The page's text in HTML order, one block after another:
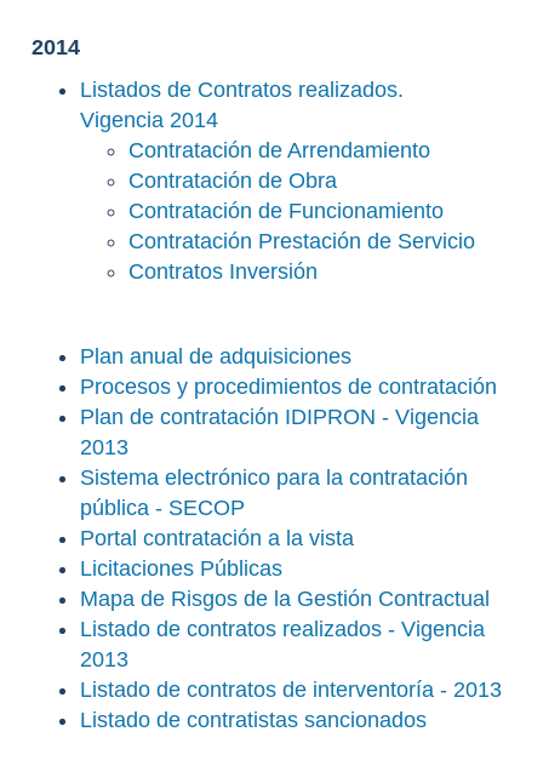
2014
Listados de Contratos realizados.
Vigencia 2014
Contratación de Arrendamiento
Contratación de Obra
Contratación de Funcionamiento
Contratación Prestación de Servicio
Contratos Inversión
Plan anual de adquisiciones
Procesos y procedimientos de contratación
Plan de contratación IDIPRON - Vigencia
2013
Sistema electrónico para la contratación
pública - SECOP
Portal contratación a la vista
Licitaciones Públicas
Mapa de Risgos de la Gestión Contractual
Listado de contratos realizados - Vigencia
2013
Listado de contratos de interventoría - 2013
Listado de contratistas sancionados